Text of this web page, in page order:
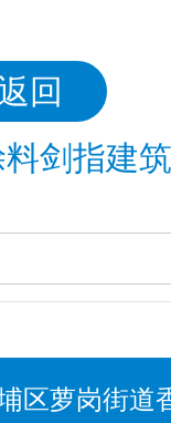
回
剑指建
区萝岗街道